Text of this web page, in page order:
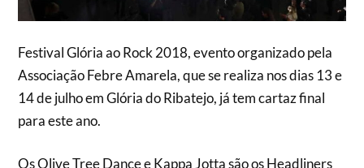
Festival Glória ao Rock 2018, evento organizado pela
Associação Febre Amarela, que se realiza nos dias 13 e
14 de julho em Glória do Ribatejo, já tem cartaz final
para este ano.
Os Olive Tree Dance e Kappa Jotta são os Headliners